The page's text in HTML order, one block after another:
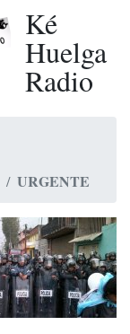
Ké
Huelga
Radio
URGENTE